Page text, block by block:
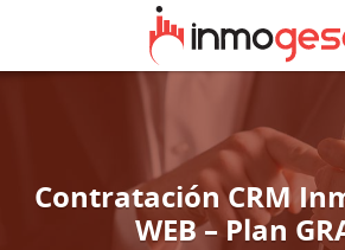
Contratación CRM
WEB – Plan